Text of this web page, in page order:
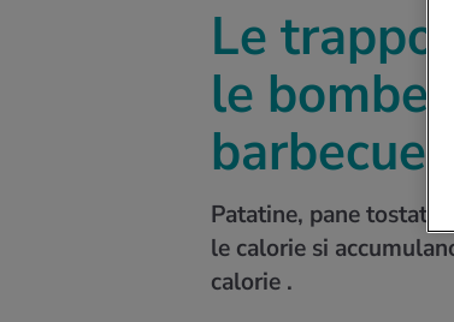
Le
le bombe
barbecue
Patatine, pane
le calorie si
calorie .